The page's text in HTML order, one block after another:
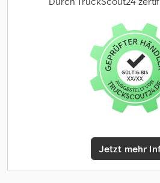
Keller unter Wohnung, Staufächer rund
Frischwasser, 300 Liter Abwasser, 5
großes Bett über dem Badezimmer,
Eingangstür, Videoüberwachung und
für Pferdeabteil, LG Standklimaanlage,
Edelholz, Badezimmer, Dusche, WC,
Sitzgruppe, Microwelle, Kühlschrank,
Sattelkammer, Seilwinde, Tempomat,
Irrtümer/Eingabefehler &
VERKAUF MÖGLICH. Cjdjzp A Akopfx
Angebote Standort und Besichtigung
Jetzt mehr